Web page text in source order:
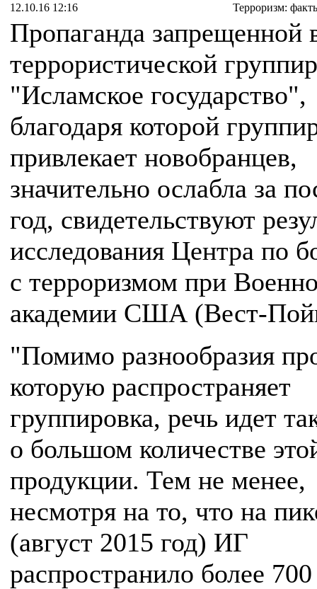
12.10.16 12:16 Терроризм:
Пропаганда запрещенной
террористической
"Исламское государство",
благодаря которой
привлекает новобранцев,
значительно ослабла за
год, свидетельствуют
исследования Центра по
с терроризмом при
академии США (Вест-
"Помимо разнообразия
которую распространяет
группировка, речь идет
о большом количестве
продукции. Тем не менее,
несмотря на то, что на
(август 2015 год) ИГ
распространило более